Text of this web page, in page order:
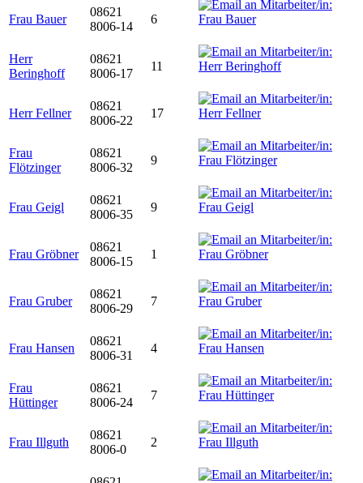
Frau Bauer
08621
8006-14
6
Herr
Beringhoff
08621
8006-17
11
Herr Fellner
08621
8006-22
17
Frau
Flötzinger
08621
8006-32
9
Frau Geigl
08621
8006-35
9
Frau Gröbner
08621
8006-15
1
Frau Gruber
08621
8006-29
7
Frau Hansen
08621
8006-31
4
Frau
Hüttinger
08621
8006-24
7
Frau Illguth
08621
8006-0
2